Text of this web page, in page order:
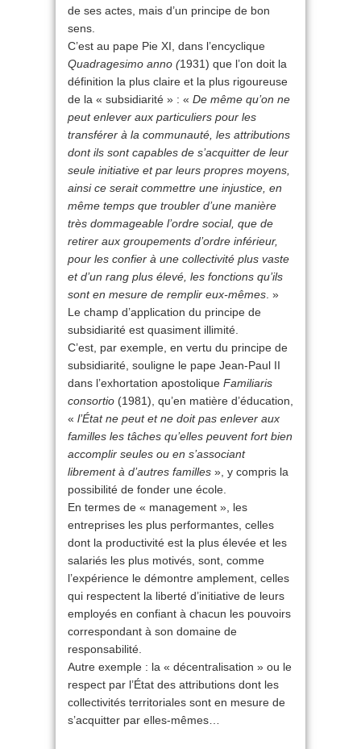
de ses actes, mais d’un principe de bon
sens.
C’est au pape Pie XI, dans l’encyclique
Quadragesimo anno (1931) que l’on doit la
définition la plus claire et la plus rigoureuse
de la « subsidiarité » : « De même qu’on ne
peut enlever aux particuliers pour les
transférer à la communauté, les attributions
dont ils sont capables de s’acquitter de leur
seule initiative et par leurs propres moyens,
ainsi ce serait commettre une injustice, en
même temps que troubler d’une manière
très dommageable l’ordre social, que de
retirer aux groupements d’ordre inférieur,
pour les confier à une collectivité plus vaste
et d’un rang plus élevé, les fonctions qu’ils
sont en mesure de remplir eux-mêmes . »
Le champ d’application du principe de
subsidiarité est quasiment illimité.
C’est, par exemple, en vertu du principe de
subsidiarité, souligne le pape Jean-Paul II
dans l’exhortation apostolique Familiaris
consortio (1981), qu’en matière d’éducation,
« l’État ne peut et ne doit pas enlever aux
familles les tâches qu’elles peuvent fort bien
accomplir seules ou en s’associant
librement à d’autres familles », y compris la
possibilité de fonder une école.
En termes de « management », les
entreprises les plus performantes, celles
dont la productivité est la plus élevée et les
salariés les plus motivés, sont, comme
l’expérience le démontre amplement, celles
qui respectent la liberté d’initiative de leurs
employés en confiant à chacun les pouvoirs
correspondant à son domaine de
responsabilité.
Autre exemple : la « décentralisation » ou le
respect par l’État des attributions dont les
collectivités territoriales sont en mesure de
s’acquitter par elles-mêmes…